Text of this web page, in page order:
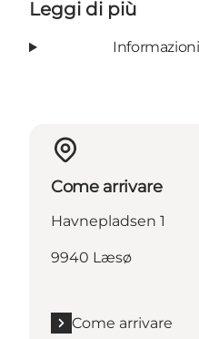
Leggi di più
Come arrivare
Havnepladsen 1
9940 Læsø
Come arrivare